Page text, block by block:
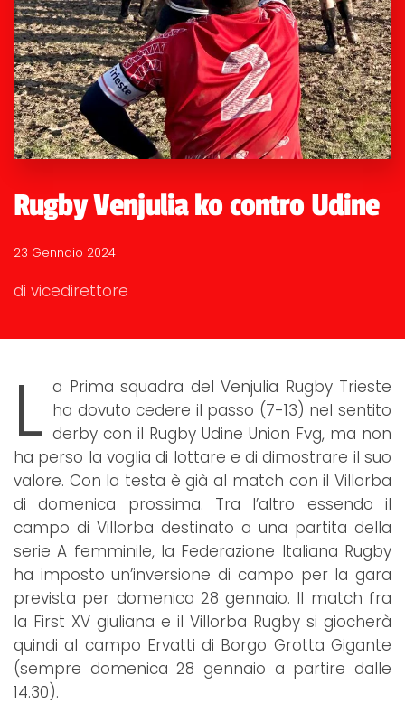
Rugby Venjulia ko contro Udine
23 Gennaio 2024
di vicedirettore
L a Prima squadra del Venjulia Rugby Trieste
ha dovuto cedere il passo (7-13) nel sentito
derby con il Rugby Udine Union Fvg, ma non
ha perso la voglia di lottare e di dimostrare il suo
valore. Con la testa è già al match con il Villorba
di domenica prossima. Tra l’altro essendo il
campo di Villorba destinato a una partita della
serie A femminile, la Federazione Italiana Rugby
ha imposto un’inversione di campo per la gara
prevista per domenica 28 gennaio. Il match fra
la First XV giuliana e il Villorba Rugby si giocherà
quindi al campo Ervatti di Borgo Grotta Gigante
(sempre domenica 28 gennaio a partire dalle
14.30).